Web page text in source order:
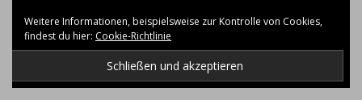
the use of ALL the cookies. However, you may visit "Cookie
Einstellungen" to provide a controlled consent.
Cookie Einstellungen Alles akzeptieren
Weitere Informationen, beispielsweise zur Kontrolle von Cookies,
findest du hier: Cookie-Richtlinie